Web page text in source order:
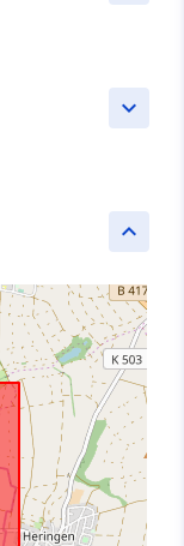
keyboard_arrow_down
keyboard_arrow_up